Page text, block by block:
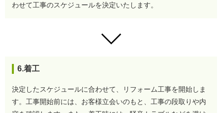
わせて工事のスケジュールを決定いたします。
6.着工
決定したスケジュールに合わせて、リフォーム工事を開始しま
す。 工事開始前には、お客様立会いのもと、工事の段取りや内